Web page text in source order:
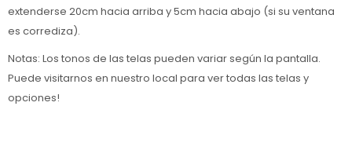
extenderse 20cm hacia arriba y 5cm hacia abajo (si su ventana
es corrediza).
Notas: Los tonos de las telas pueden variar según la pantalla.
Puede visitarnos en nuestro local para ver todas las telas y
opciones!